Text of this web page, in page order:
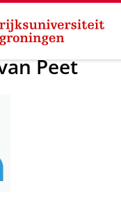
M.H.J. van Peet
Peet